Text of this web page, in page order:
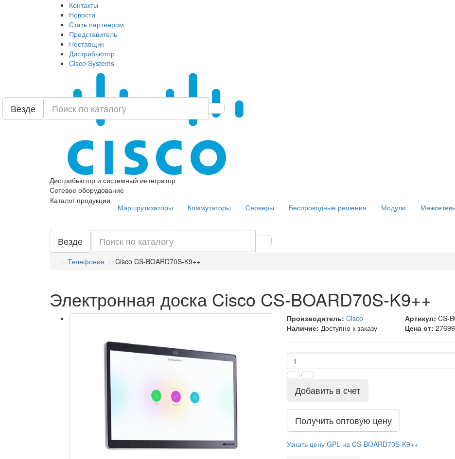
Контакты
Новости
Стать партнером
Представитель
Поставщик
Дистрибьютор
Cisco Systems
Дистрибьютор и системный интегратор
Сетевое оборудование
Везде
Каталог продукции
Маршрутизаторы Коммутаторы Серверы Беспроводные решения Модули
Везде
Телефония Cisco CS-BOARD70S-K9++
Электронная доска Cisco CS-BOARD70S-K9++
Производитель: Cisco Артикул: CS-
Наличие: Доступно к заказу Цена от:
Добавить в счет
Получить оптовую цену
Узнать цену GPL на CS-BOARD70S-K9++